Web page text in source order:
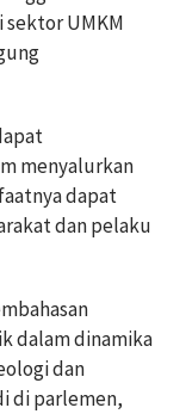
sektor UMKM
menyalurkan
dapat
dan pelaku
dalam dinamika
dan
di parlemen,